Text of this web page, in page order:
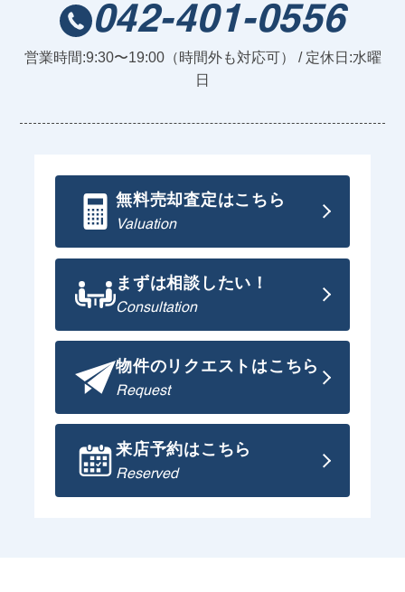
042-401-0556
営業時間:9:30〜19:00（時間外も対応可） / 定休日:水曜
日
無料売却査定はこちら
Valuation
まずは相談したい！
Consultation
物件のリクエストはこちら
Request
来店予約はこちら
Reserved